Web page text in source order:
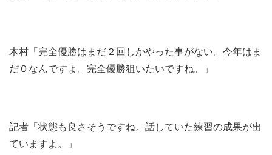
木村「完全優勝はまだ２回しかやった事がない。今年はま
だ０なんですよ。完全優勝狙いたいですね。」
記者「状態も良さそうですね。話していた練習の成果が出
ていますよ。」